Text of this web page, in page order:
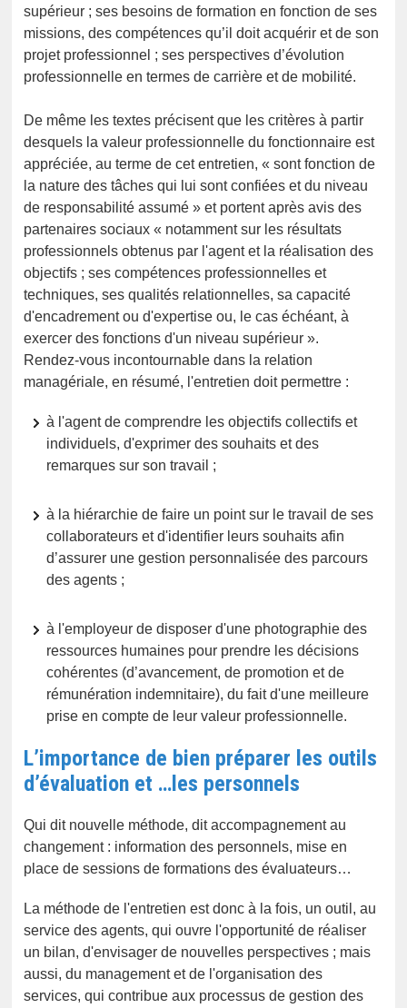
supérieur ; ses besoins de formation en fonction de ses
missions, des compétences qu’il doit acquérir et de son
projet professionnel ; ses perspectives d’évolution
professionnelle en termes de carrière et de mobilité.
De même les textes précisent que les critères à partir
desquels la valeur professionnelle du fonctionnaire est
appréciée, au terme de cet entretien, « sont fonction de
la nature des tâches qui lui sont confiées et du niveau
de responsabilité assumé » et portent après avis des
partenaires sociaux « notamment sur les résultats
professionnels obtenus par l'agent et la réalisation des
objectifs ; ses compétences professionnelles et
techniques, ses qualités relationnelles, sa capacité
d'encadrement ou d'expertise ou, le cas échéant, à
exercer des fonctions d'un niveau supérieur ».
Rendez-vous incontournable dans la relation
managériale, en résumé, l'entretien doit permettre :
à l'agent de comprendre les objectifs collectifs et
individuels, d'exprimer des souhaits et des
remarques sur son travail ;
à la hiérarchie de faire un point sur le travail de ses
collaborateurs et d'identifier leurs souhaits afin
d’assurer une gestion personnalisée des parcours
des agents ;
à l'employeur de disposer d'une photographie des
ressources humaines pour prendre les décisions
cohérentes (d’avancement, de promotion et de
rémunération indemnitaire), du fait d'une meilleure
prise en compte de leur valeur professionnelle.
L’importance de bien préparer les outils
d’évaluation et …les personnels
Qui dit nouvelle méthode, dit accompagnement au
changement : information des personnels, mise en
place de sessions de formations des évaluateurs…
La méthode de l'entretien est donc à la fois, un outil, au
service des agents, qui ouvre l'opportunité de réaliser
un bilan, d'envisager de nouvelles perspectives ; mais
aussi, du management et de l'organisation des
services, qui contribue aux processus de gestion des